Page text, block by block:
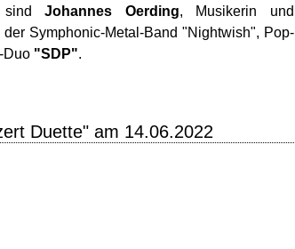
sindJohannes Oerding, Musikerin und
der Symphonic-Metal-Band "Nightwish", Pop-
Duo "SDP".
Duette" am 14.06.2022